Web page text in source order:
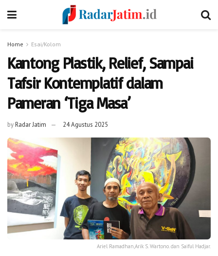
Home Esai/Kolom
Kantong Plastik, Relief, Sampai
Tafsir Kontemplatif dalam
Pameran ‘Tiga Masa’
byRadar Jatim 24 Agustus 2025
Ariel Ramadhan,Arik S. Wartono. dan Saiful Hadjar.